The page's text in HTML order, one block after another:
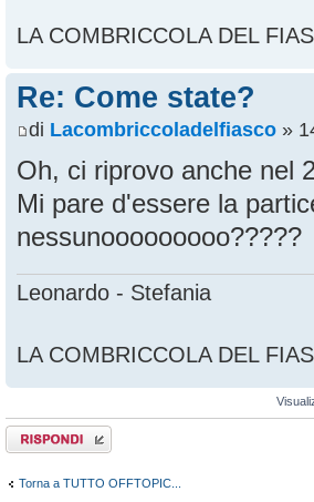
LA COMBRICCOLA DEL
Re: Come state?
di Lacombriccoladelfiasco »
Oh, ci riprovo anche nel
Mi pare d'essere la
nessunooooooooo?????
Leonardo - Stefania
LA COMBRICCOLA DEL
Rispondi al
messaggio
Torna a TUTTO OFFTOPIC...